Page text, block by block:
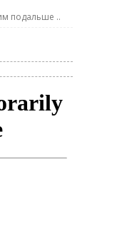
подальше ..